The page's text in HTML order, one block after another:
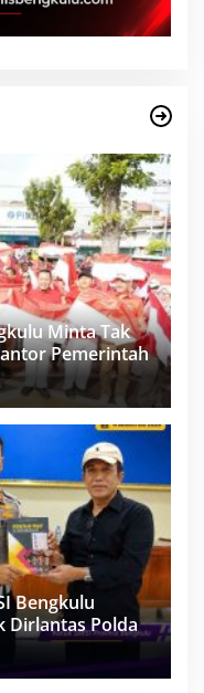
Minta Tak
Pemerintah
Bengkulu
Dirlantas Polda